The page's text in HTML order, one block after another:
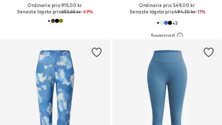
Ordinarie pris: 915,00 kr
Senaste lägsta pris:653,65 kr-49%
Ordinarie pris: 549,00 kr
Senaste lägsta pris:494,10 kr-11%
+3